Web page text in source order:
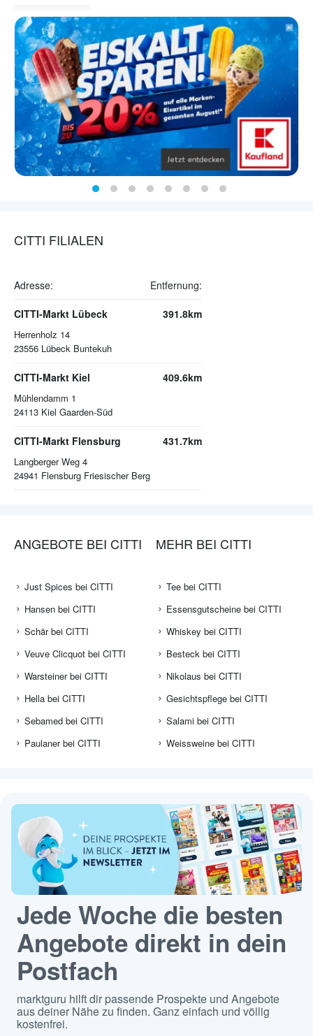
CITTI FILIALEN
Adresse: Entfernung:
CITTI-Markt Lübeck
Herrenholz 14
23556 Lübeck Buntekuh
391.8km
CITTI-Markt Kiel
Mühlendamm 1
24113 Kiel Gaarden-Süd
409.6km
CITTI-Markt Flensburg
Langberger Weg 4
24941 Flensburg Friesischer Berg
431.7km
ANGEBOTE BEI CITTI
Just Spices bei CITTI
Hansen bei CITTI
Schär bei CITTI
Veuve Clicquot bei CITTI
Warsteiner bei CITTI
Hella bei CITTI
Sebamed bei CITTI
Paulaner bei CITTI
MEHR BEI CITTI
Tee bei CITTI
Essensgutscheine bei CITTI
Whiskey bei CITTI
Besteck bei CITTI
Nikolaus bei CITTI
Gesichtspflege bei CITTI
Salami bei CITTI
Weissweine bei CITTI
Jede Woche die besten
Angebote direkt in dein
Postfach
marktguru hilft dir passende Prospekte und Angebote
aus deiner Nähe zu finden. Ganz einfach und völlig
kostenfrei.